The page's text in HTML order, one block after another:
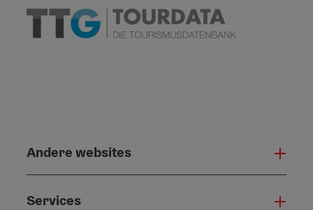
Andere websites
Services